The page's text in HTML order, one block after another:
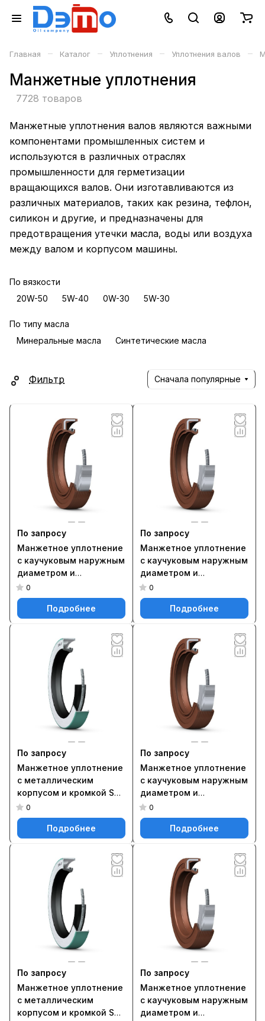
Главная – Каталог – Уплотнения – Уплотнения валов –
Манжетные уплотнения
7728 товаров
Манжетные уплотнения валов являются важными
компонентами промышленных систем и
используются в различных отраслях
промышленности для герметизации
вращающихся валов. Они изготавливаются из
различных материалов, таких как резина, тефлон,
силикон и другие, и предназначены для
предотвращения утечки масла, воды или воздуха
между валом и корпусом машины.
По вязкости
20W-50
5W-40 0W-30 5W-30
По типу масла
Минеральные масла
Синтетические масла
Фильтр Сначала популярные
По запросу
Манжетное уплотнение
с каучуковым наружным
диаметром и
однокромочным
уплотнением, для
жидкой или пластичной
HMSA10 V
0
Подробнее
По запросу
Манжетное уплотнение
с каучуковым наружным
диаметром и
однокромочным
уплотнением, для
жидкой или пластичной
HMSA10 V
0
Подробнее
По запросу
Манжетное уплотнение
с металлическим
корпусом и кромкой SKF
Wave, для жидкой или
пластичной смазки,
метрические и
0
Подробнее
По запросу
Манжетное уплотнение
с каучуковым наружным
диаметром и
однокромочным
уплотнением, для
жидкой или пластичной
HMSA10 V
0
Подробнее
По запросу
Манжетное уплотнение
с металлическим
корпусом и кромкой SKF
По запросу
Манжетное уплотнение
с каучуковым наружным
диаметром и